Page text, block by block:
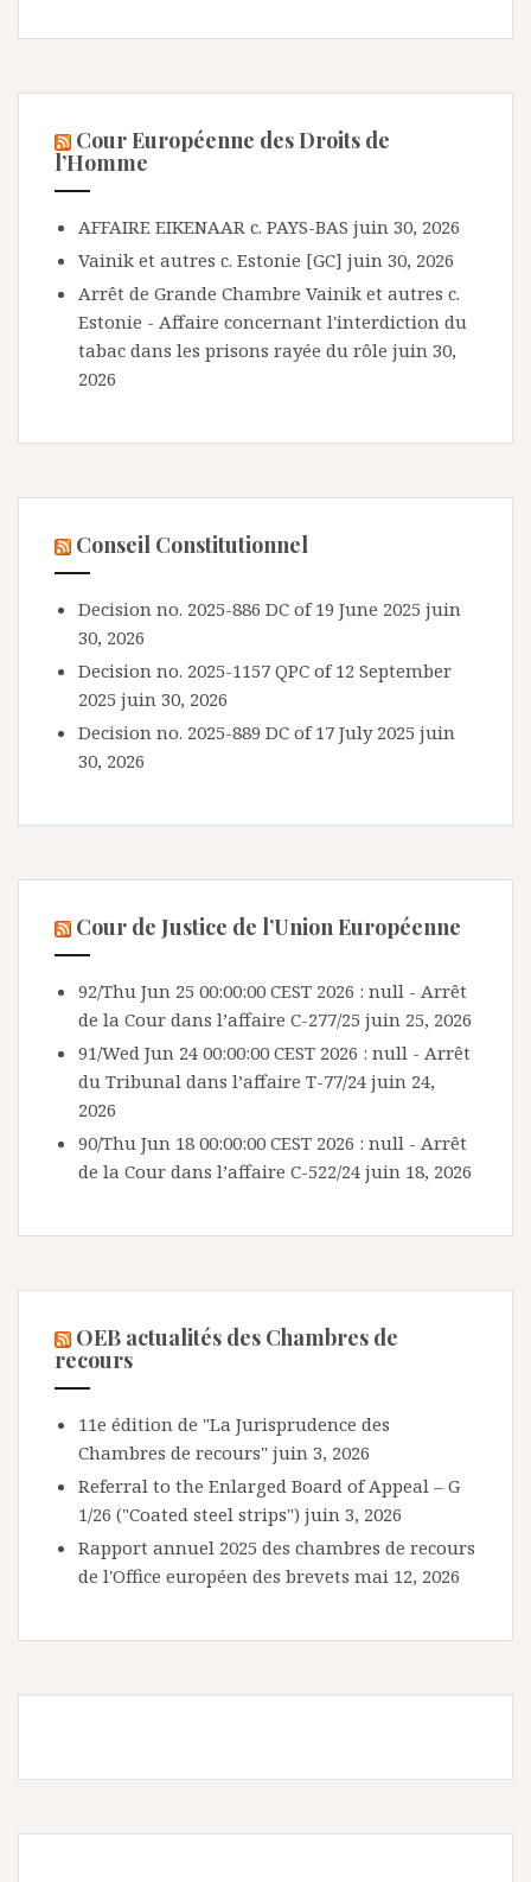
Cour Européenne des Droits de
l’Homme
AFFAIRE EIKENAAR c. PAYS-BAS juin 30, 2026
Vainik et autres c. Estonie [GC] juin 30, 2026
Arrêt de Grande Chambre Vainik et autres c.
Estonie - Affaire concernant l'interdiction du
tabac dans les prisons rayée du rôle juin 30,
2026
Conseil Constitutionnel
Decision no. 2025-886 DC of 19 June 2025 juin
30, 2026
Decision no. 2025-1157 QPC of 12 September
2025 juin 30, 2026
Decision no. 2025-889 DC of 17 July 2025 juin
30, 2026
Cour de Justice de l’Union Européenne
92/Thu Jun 25 00:00:00 CEST 2026 : null - Arrêt
de la Cour dans l’affaire C-277/25 juin 25, 2026
91/Wed Jun 24 00:00:00 CEST 2026 : null - Arrêt
du Tribunal dans l’affaire T-77/24 juin 24,
2026
90/Thu Jun 18 00:00:00 CEST 2026 : null - Arrêt
de la Cour dans l’affaire C-522/24 juin 18, 2026
OEB actualités des Chambres de
recours
11e édition de "La Jurisprudence des
Chambres de recours" juin 3, 2026
Referral to the Enlarged Board of Appeal – G
1/26 ("Coated steel strips") juin 3, 2026
Rapport annuel 2025 des chambres de recours
de l'Office européen des brevets mai 12, 2026